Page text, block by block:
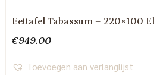
Eettafel Tabassum – 220×100
€949.00
Toevoegen aan verlanglijst